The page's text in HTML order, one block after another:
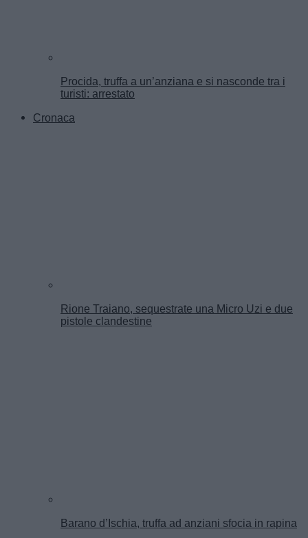
Procida, truffa a un’anziana e si nasconde tra i
turisti: arrestato
Cronaca
Rione Traiano, sequestrate una Micro Uzi e due
pistole clandestine
Barano d’Ischia, truffa ad anziani sfocia in rapina